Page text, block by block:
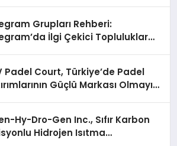
Grupları Rehberi:
İlgi Çekici Topluluklar
Padel Court, Türkiye’de Padel
Güçlü Markası Olmayı
Hy-Dro-Gen Inc., Sıfır Karbon
Hidrojen Isıtma